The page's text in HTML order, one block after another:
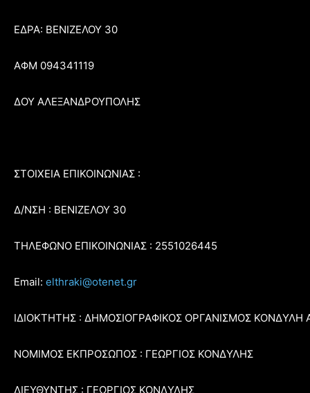
ΕΔΡΑ: ΒΕΝΙΖΕΛΟΥ 30
ΑΦΜ 094341119
ΔΟΥ ΑΛΕΞΑΝΔΡΟΥΠΟΛΗΣ
ΣΤΟΙΧΕΙΑ ΕΠΙΚΟΙΝΩΝΙΑΣ :
Δ/ΝΣΗ : ΒΕΝΙΖΕΛΟΥ 30
ΤΗΛΕΦΩΝΟ ΕΠΙΚΟΙΝΩΝΙΑΣ : 2551026445
Email: elthraki@otenet.gr
ΙΔΙΟΚΤΗΤΗΣ : ΔΗΜΟΣΙΟΓΡΑΦΙΚΟΣ ΟΡΓΑΝΙΣΜΟΣ ΚΟΝΔΥΛΗ
ΝΟΜΙΜΟΣ ΕΚΠΡΟΣΩΠΟΣ : ΓΕΩΡΓΙΟΣ ΚΟΝΔΥΛΗΣ
ΔΙΕΥΘΥΝΤΗΣ : ΓΕΩΡΓΙΟΣ ΚΟΝΔΥΛΗΣ